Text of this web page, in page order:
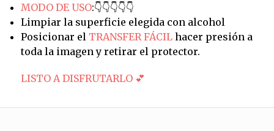
MODO DE USO:👇👇👇👇👇
Limpiar la superficie elegida con alcohol
Posicionar el TRANSFER FÁCILhacer presión a
toda la imagen y retirar el protector.
LISTO A DISFRUTARLO 💕